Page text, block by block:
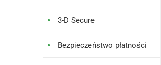
3-D Secure
Bezpieczeństwo płatności